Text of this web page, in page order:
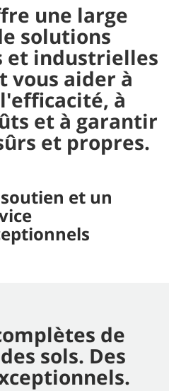
une large
solutions
et industrielles
vous aider à
à
et à garantir
et propres.
et durable
dernières
en
de
et un
et
et rapide
de
sols. Des